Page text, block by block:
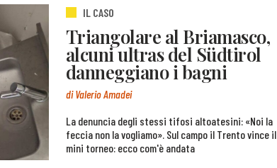
IL CASO
Triangolare al Briamasco,
alcuni ultras del Südtirol
danneggiano i bagni
di Valerio Amadei
La denuncia degli stessi tifosi altoatesini: «Noi la
feccia non la vogliamo». Sul campo il Trento vince il
mini torneo: ecco com'è andata